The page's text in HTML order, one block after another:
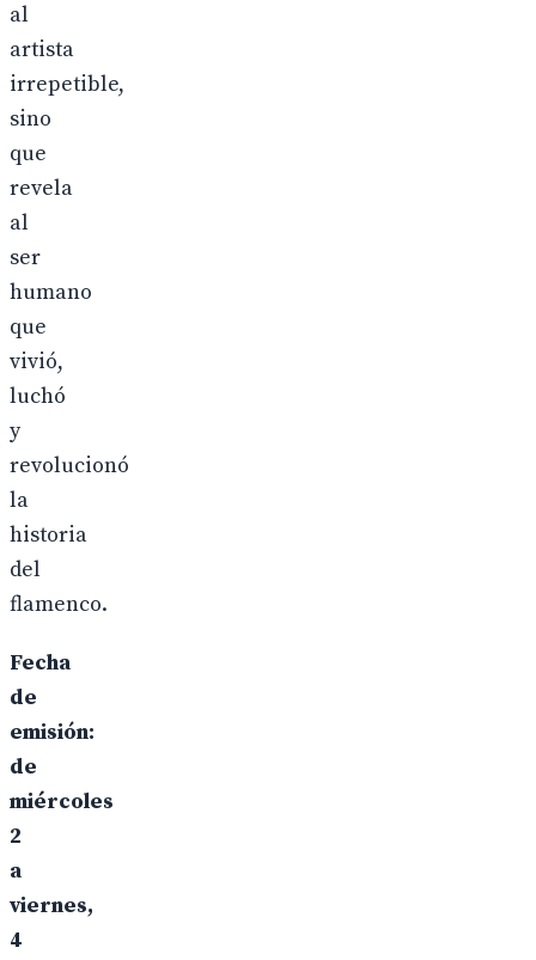
al
artista
irrepetible,
sino
que
revela
al
ser
humano
que
vivió,
luchó
y
revolucionó
la
historia
del
flamenco.
Fecha
de
emisión:
de
miércoles
2
a
viernes,
4